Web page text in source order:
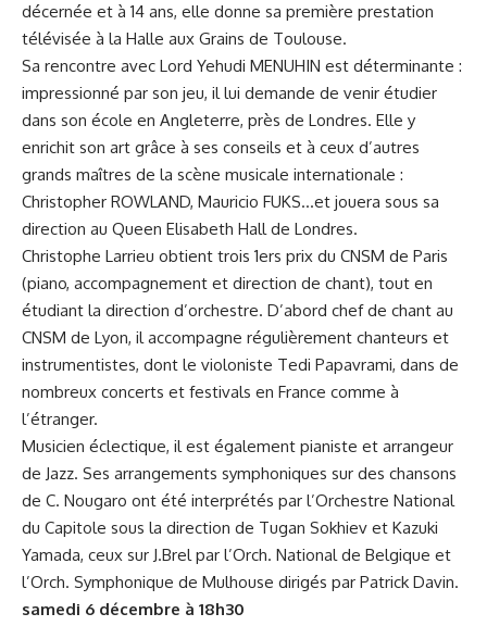
décernée et à 14 ans, elle donne sa première prestation
télévisée à la Halle aux Grains de Toulouse.
Sa rencontre avec Lord Yehudi MENUHIN est déterminante :
impressionné par son jeu, il lui demande de venir étudier
dans son école en Angleterre, près de Londres. Elle y
enrichit son art grâce à ses conseils et à ceux d’autres
grands maîtres de la scène musicale internationale :
Christopher ROWLAND, Mauricio FUKS…et jouera sous sa
direction au Queen Elisabeth Hall de Londres.
Christophe Larrieu obtient trois 1ers prix du CNSM de Paris
(piano, accompagnement et direction de chant), tout en
étudiant la direction d’orchestre. D’abord chef de chant au
CNSM de Lyon, il accompagne régulièrement chanteurs et
instrumentistes, dont le violoniste Tedi Papavrami, dans de
nombreux concerts et festivals en France comme à
l’étranger.
Musicien éclectique, il est également pianiste et arrangeur
de Jazz. Ses arrangements symphoniques sur des chansons
de C. Nougaro ont été interprétés par l’Orchestre National
du Capitole sous la direction de Tugan Sokhiev et Kazuki
Yamada, ceux sur J.Brel par l’Orch. National de Belgique et
l’Orch. Symphonique de Mulhouse dirigés par Patrick Davin.
samedi 6 décembre à 18h30